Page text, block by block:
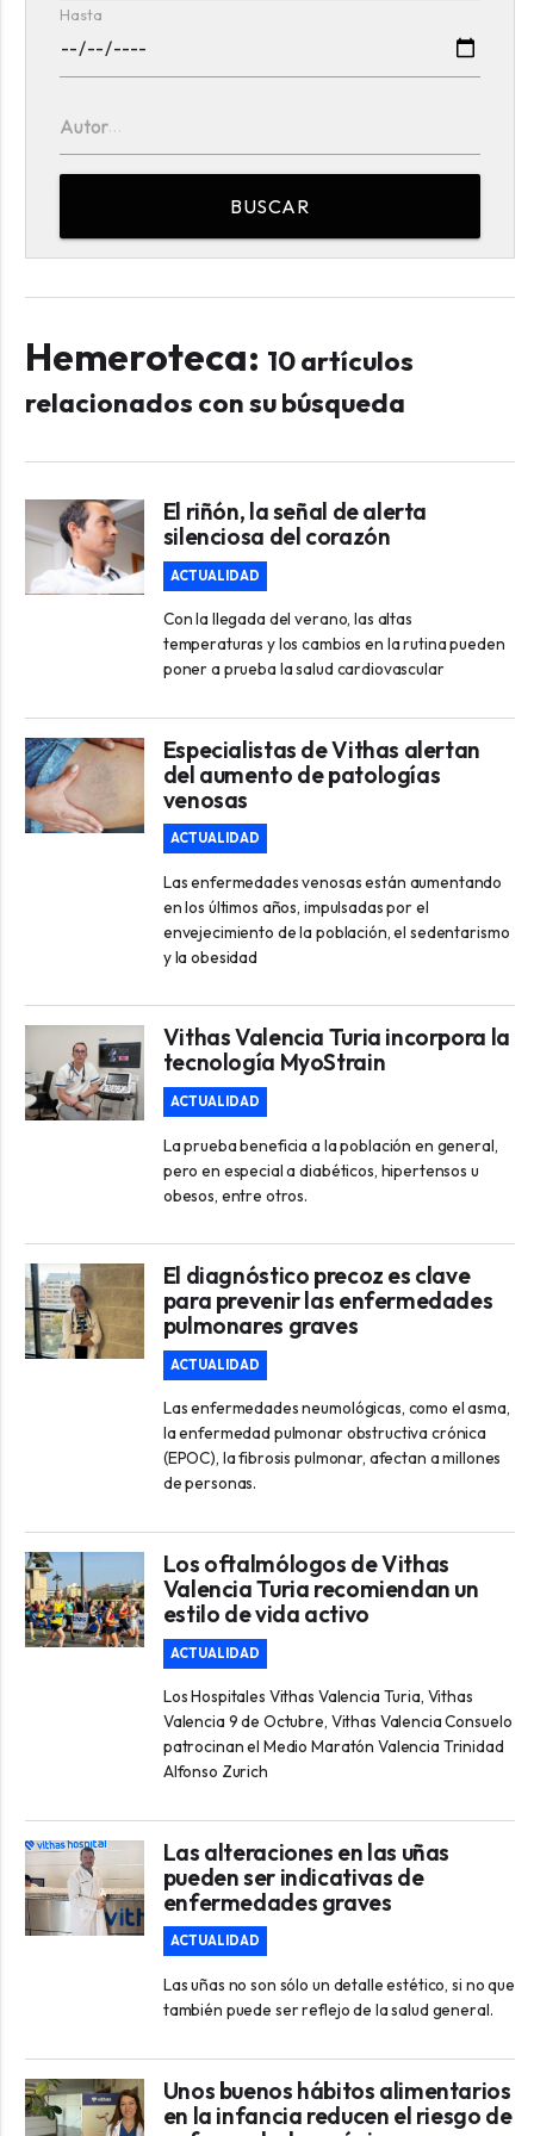
Hasta
Autor
BUSCAR
Hemeroteca: 10 artículos
relacionados con su búsqueda
El riñón, la señal de alerta
silenciosa del corazón
ACTUALIDAD
Con la llegada del verano, las altas
temperaturas y los cambios en la rutina pueden
poner a prueba la salud cardiovascular
Especialistas de Vithas alertan
del aumento de patologías
venosas
ACTUALIDAD
Las enfermedades venosas están aumentando
en los últimos años, impulsadas por el
envejecimiento de la población, el sedentarismo
y la obesidad
Vithas Valencia Turia incorpora la
tecnología MyoStrain
ACTUALIDAD
La prueba beneficia a la población en general,
pero en especial a diabéticos, hipertensos u
obesos, entre otros.
El diagnóstico precoz es clave
para prevenir las enfermedades
pulmonares graves
ACTUALIDAD
Las enfermedades neumológicas, como el asma,
la enfermedad pulmonar obstructiva crónica
(EPOC), la fibrosis pulmonar, afectan a millones
de personas.
Los oftalmólogos de Vithas
Valencia Turia recomiendan un
estilo de vida activo
ACTUALIDAD
Los Hospitales Vithas Valencia Turia, Vithas
Valencia 9 de Octubre, Vithas Valencia Consuelo
patrocinan el Medio Maratón Valencia Trinidad
Alfonso Zurich
Las alteraciones en las uñas
pueden ser indicativas de
enfermedades graves
ACTUALIDAD
Las uñas no son sólo un detalle estético, si no que
también puede ser reflejo de la salud general.
Unos buenos hábitos alimentarios
en la infancia reducen el riesgo de